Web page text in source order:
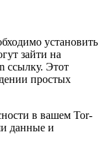
установить
зайти на
ссылку. Этот
простых
в вашем Tor-
данные и